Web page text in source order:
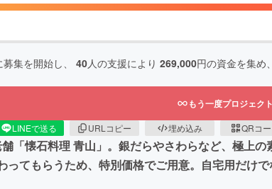
募集を開始し、 40人の支援により 269,000円の資金を集め、
もう一度プロジェク
LINEで送る URLコピー 埋め込み QRコ
「懐石料理 青山」。銀だらやさわらなど、極上
ってもらうため、特別価格でご用意。自宅用だけ